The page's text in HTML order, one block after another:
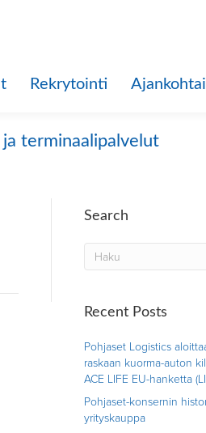
Rekrytointi
ja terminaalipalvelut
Search
Recent Posts
Pohjaset Logistics
raskaan kuorma-auton
ACE LIFE EU-hanketta
Pohjaset-konsernin
yrityskauppa